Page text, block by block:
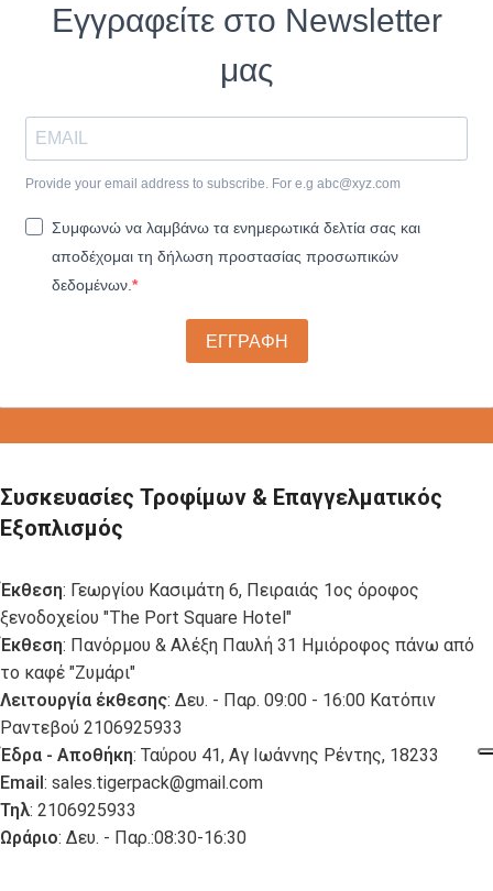
Εγγραφείτε στο Newsletter
μας
Provide your email address to subscribe. For e.g abc@xyz.com
Συμφωνώ να λαμβάνω τα ενημερωτικά δελτία σας και
αποδέχομαι τη δήλωση προστασίας προσωπικών
δεδομένων.
ΕΓΓΡΑΦΗ
Συσκευασίες Τροφίμων & Επαγγελματικός
Εξοπλισμός
Έκθεση: Γεωργίου Κασιμάτη 6, Πειραιάς 1ος όροφος
ξενοδοχείου "The Port Square Hotel"
Έκθεση: Πανόρμου & Αλέξη Παυλή 31 Ημιόροφος πάνω από
το καφέ "Ζυμάρι"
Λειτουργία έκθεσης: Δευ. - Παρ. 09:00 - 16:00 Κατόπιν
Ραντεβού 2106925933
Έδρα - Αποθήκη: Ταύρου 41, Αγ Ιωάννης Ρέντης, 18233
Email : sales.tigerpack@gmail.com
Τηλ: 2106925933
Ωράριο: Δευ. - Παρ.:08:30-16:30